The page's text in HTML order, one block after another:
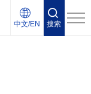
中文/EN 搜索